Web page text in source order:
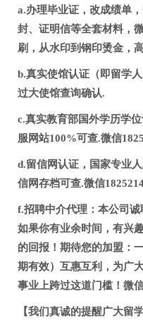
a.办理毕业证，改成绩单
封、证明信等全套材料，
刷，从水印到钢印烫金，
b.真实使馆认证（即留学
过大使馆查询确认.
c.真实教育部国外学历学
服网站100%可查.微信
d.留信网认证，国家专业
信网存档可查.微信
f.招聘中介代理：本公司诚
如果你有业余时间，有兴
的回报！期待您的加盟：
期有效）互惠互利，为广
事业上跨过这道门槛！微
【我们真诚的提醒广大留